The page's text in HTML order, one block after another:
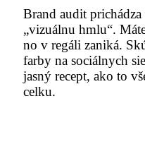
Brand audit
„vizuálnu hmlu“.
no v regáli zaniká.
farby na sociálnych
jasný recept, ako to
celku.